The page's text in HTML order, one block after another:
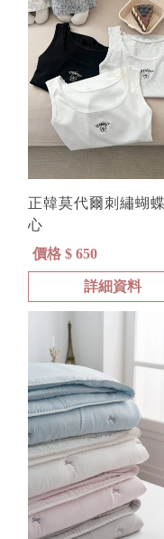
正韓莫代爾刺繡蝴
心
價格 $ 650
詳細資料